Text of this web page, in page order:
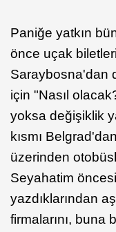
Paniğe yatkın
önce uçak
Saraybosna'dan
için "Nasıl
yoksa değişiklik
kısmı
üzerinden
Seyahatim
yazdıklarından
firmalarını, buna